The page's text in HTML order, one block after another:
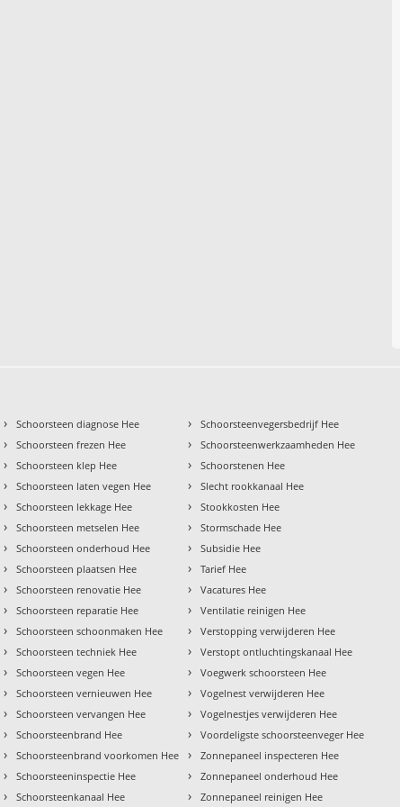
› Schoorsteen diagnose Hee
› Schoorsteen frezen Hee
› Schoorsteen klep Hee
› Schoorsteen laten vegen Hee
› Schoorsteen lekkage Hee
› Schoorsteen metselen Hee
› Schoorsteen onderhoud Hee
› Schoorsteen plaatsen Hee
› Schoorsteen renovatie Hee
› Schoorsteen reparatie Hee
› Schoorsteen schoonmaken Hee
› Schoorsteen techniek Hee
› Schoorsteen vegen Hee
› Schoorsteen vernieuwen Hee
› Schoorsteen vervangen Hee
› Schoorsteenbrand Hee
› Schoorsteenbrand voorkomen Hee
› Schoorsteeninspectie Hee
› Schoorsteenkanaal Hee
› Schoorsteenvegersbedrijf Hee
› Schoorsteenwerkzaamheden Hee
› Schoorstenen Hee
› Slecht rookkanaal Hee
› Stookkosten Hee
› Stormschade Hee
› Subsidie Hee
› Tarief Hee
› Vacatures Hee
› Ventilatie reinigen Hee
› Verstopping verwijderen Hee
› Verstopt ontluchtingskanaal Hee
› Voegwerk schoorsteen Hee
› Vogelnest verwijderen Hee
› Vogelnestjes verwijderen Hee
› Voordeligste schoorsteenveger Hee
› Zonnepaneel inspecteren Hee
› Zonnepaneel onderhoud Hee
› Zonnepaneel reinigen Hee